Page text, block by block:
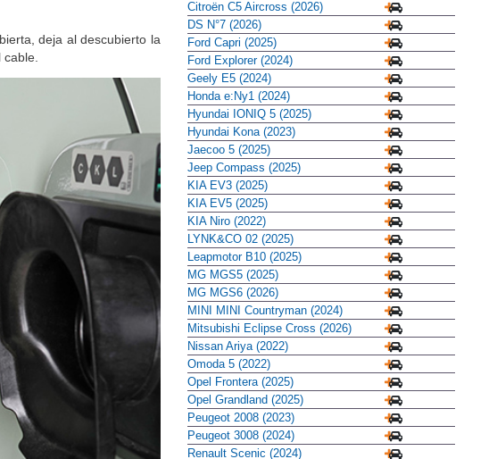
deja al descubierto la
cable.
Citroën C5 Aircross (2026)
DS N°7 (2026)
Ford Capri (2025)
Ford Explorer (2024)
Geely E5 (2024)
Honda e:Ny1 (2024)
Hyundai IONIQ 5 (2025)
Hyundai Kona (2023)
Jaecoo 5 (2025)
Jeep Compass (2025)
KIA EV3 (2025)
KIA EV5 (2025)
KIA Niro (2022)
LYNK&CO 02 (2025)
Leapmotor B10 (2025)
MG MGS5 (2025)
MG MGS6 (2026)
MINI MINI Countryman (2024)
Mitsubishi Eclipse Cross (2026)
Nissan Ariya (2022)
Omoda 5 (2022)
Opel Frontera (2025)
Opel Grandland (2025)
Peugeot 2008 (2023)
Peugeot 3008 (2024)
Renault Scenic (2024)